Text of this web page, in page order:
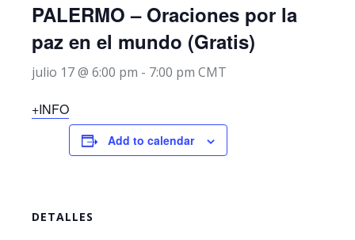
PALERMO – Oraciones por la
paz en el mundo (Gratis)
julio 17 @ 6:00 pm - 7:00 pm CMT
+INFO
Add to calendar
DETALLES